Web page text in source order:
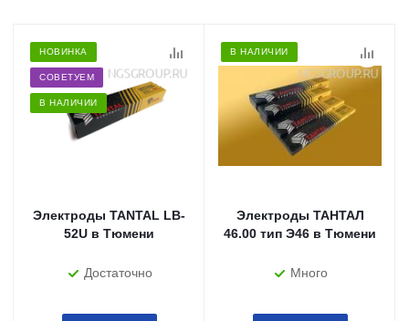
НОВИНКА
СОВЕТУЕМ
В НАЛИЧИИ
Электроды TANTAL LB-
52U в Тюмени
Достаточно
В НАЛИЧИИ
Электроды ТАНТАЛ
46.00 тип Э46 в Тюмени
Много